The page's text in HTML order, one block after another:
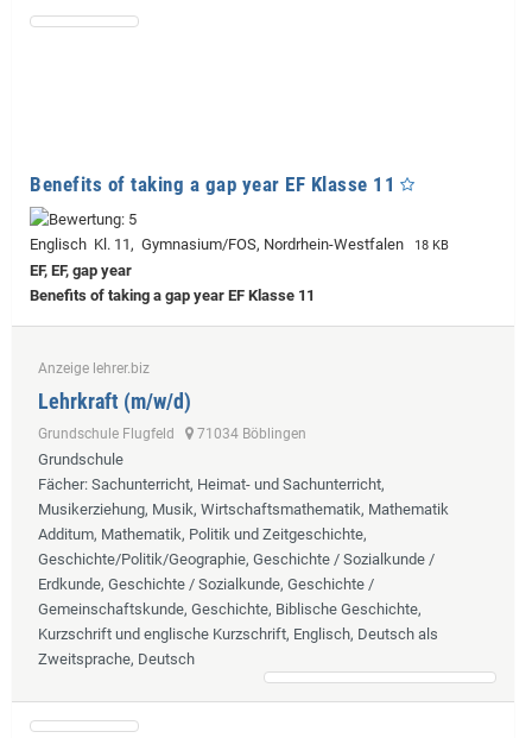
Benefits of taking a gap year EF Klasse 11
Englisch Kl. 11, Gymnasium/FOS, Nordrhein-Westfalen 18 KB
EF, EF, gap year
Benefits of taking a gap year EF Klasse 11
Anzeige lehrer.biz
Lehrkraft (m/w/d)
Grundschule Flugfeld 71034 Böblingen
Grundschule
Fächer: Sachunterricht, Heimat- und Sachunterricht,
Musikerziehung, Musik, Wirtschaftsmathematik, Mathematik
Additum, Mathematik, Politik und Zeitgeschichte,
Geschichte/Politik/Geographie, Geschichte / Sozialkunde /
Erdkunde, Geschichte / Sozialkunde, Geschichte /
Gemeinschaftskunde, Geschichte, Biblische Geschichte,
Kurzschrift und englische Kurzschrift, Englisch, Deutsch als
Zweitsprache, Deutsch